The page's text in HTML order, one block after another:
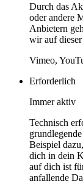
Durch das
oder andere
Anbietern
wir auf
Vimeo,
Erforderlich
Immer aktiv
Technisch
Beispiel
dich in dein
auf dich ist
anfallende